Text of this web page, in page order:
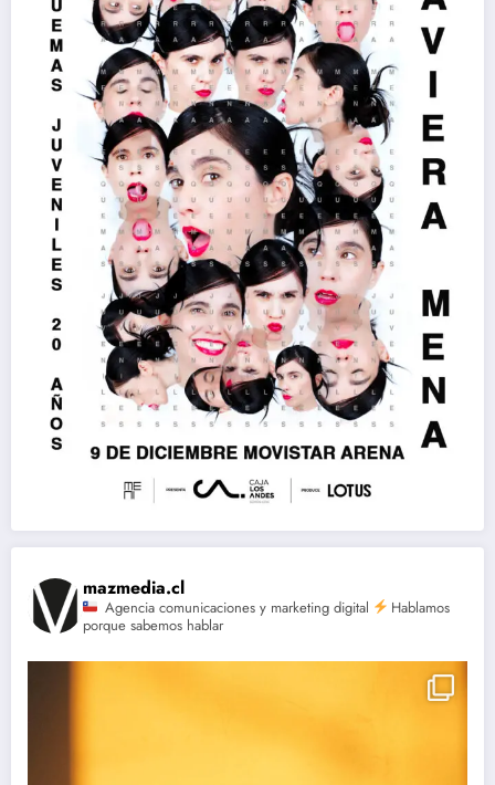
mazmedia.cl
Agencia comunicaciones y marketing digital
Hablamos
porque sabemos hablar